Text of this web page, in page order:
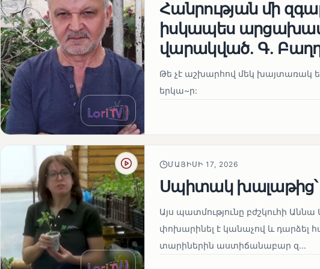
Հանրության մի
իսկապես
վարակված․ Գ․
Թե չէ աշխարհով մեկ խայտառակ
երկա~ր:
ՄԱՅԻՍԻ 17, 2026
Սպիտակ
Այս պատմությունը բժշկուհի
փոխարինել է կանաչով և դարձել
տարիներին աստիճանաբար զ...